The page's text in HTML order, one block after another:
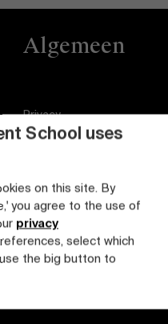
School uses
on this site. By
you agree to the use of
privacy
select which
the big button to
Algemeen
Privacy
Cookieverklaring
Studenten login